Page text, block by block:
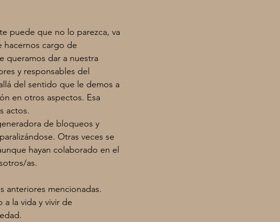
puede que no lo parezca, va
hacernos cargo de
queramos dar a nuestra
y responsables del
del sentido que le demos a
en otros aspectos. Esa
actos.
de bloqueos y
Otras veces se
hayan colaborado en el
as.
anteriores mencionadas.
la vida y vivir de